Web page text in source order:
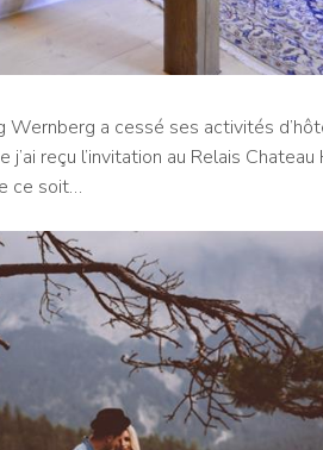
Wernberg a cessé ses activités
j’ai reçu l’invitation au Relais
ce soit…